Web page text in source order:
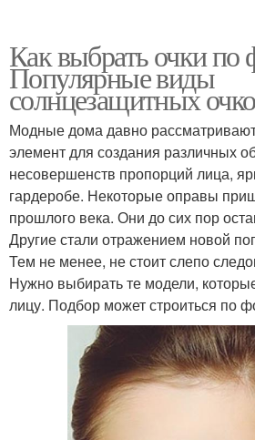
Как выбрать очки по
Популярные виды
солнцезащитных
Модные дома давно
элемент для создания различных
несовершенств пропорций лица,
гардеробе. Некоторые оправы
прошлого века. Они до сих пор
Другие стали отражением новой
Тем не менее, не стоит слепо
Нужно выбирать те модели,
лицу. Подбор может строиться по